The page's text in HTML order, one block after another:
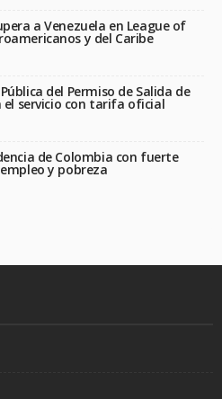
a Venezuela en League of
y del Caribe
del Permiso de Salida de
el servicio con tarifa oficial
de Colombia con fuerte
y pobreza